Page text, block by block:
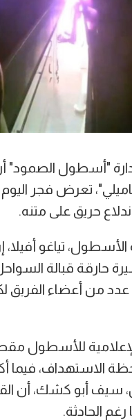
"أسطول الصمود"
تعرض فجر اليوم
حريق على متنه.
تياغو أفيلا،
حارقة قبالة
من أعضاء الفريق
للأسطول
الاستهداف، فيما
سيف أبو كشك، أن
الحادثة.